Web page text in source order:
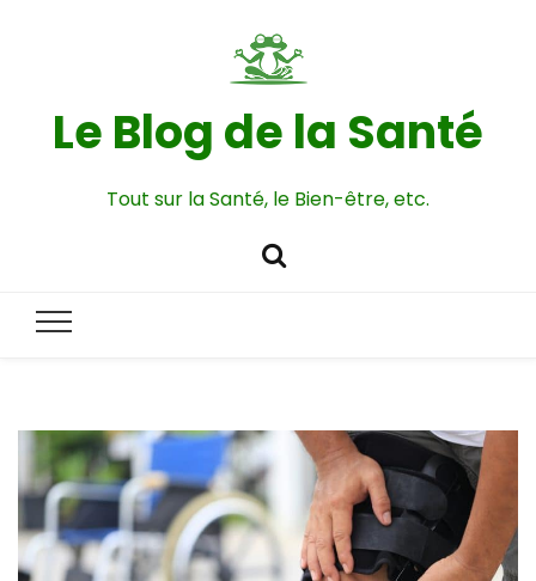
Le Blog de la Santé
Tout sur la Santé, le Bien-être, etc.